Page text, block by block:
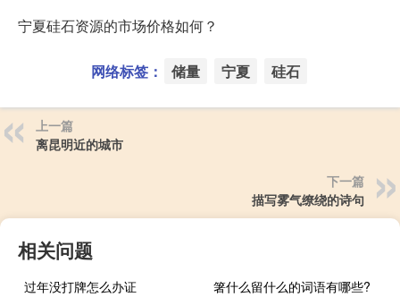
宁夏硅石资源的市场价格如何？
网络标签： 储量 宁夏 硅石
上一篇
离昆明近的城市
下一篇
描写雾气缭绕的诗句
相关问题
过年没打牌怎么办证 箸什么留什么的词语有哪些?